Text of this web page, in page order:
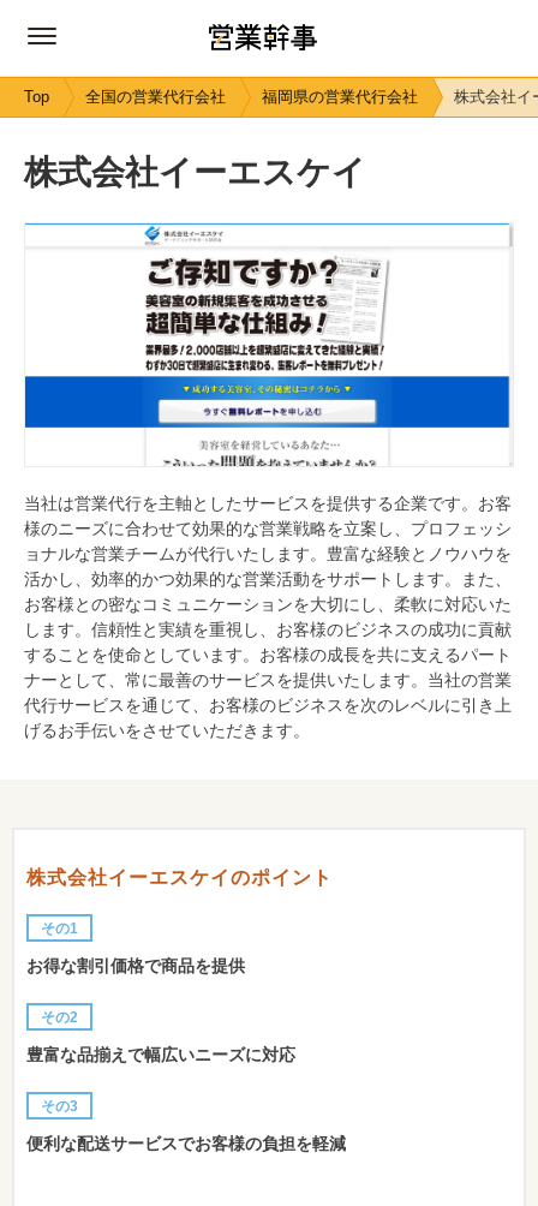
Top 全国の営業代行会社 福岡県の営業代行会社 株式会社イ
株式会社イーエスケイ
当社は営業代行を主軸としたサービスを提供する企業です。お客
様のニーズに合わせて効果的な営業戦略を立案し、プロフェッシ
ョナルな営業チームが代行いたします。豊富な経験とノウハウを
活かし、効率的かつ効果的な営業活動をサポートします。また、
お客様との密なコミュニケーションを大切にし、柔軟に対応いた
します。信頼性と実績を重視し、お客様のビジネスの成功に貢献
することを使命としています。お客様の成長を共に支えるパート
ナーとして、常に最善のサービスを提供いたします。当社の営業
代行サービスを通じて、お客様のビジネスを次のレベルに引き上
げるお手伝いをさせていただきます。
株式会社イーエスケイのポイント
その1
お得な割引価格で商品を提供
その2
豊富な品揃えで幅広いニーズに対応
その3
便利な配送サービスでお客様の負担を軽減